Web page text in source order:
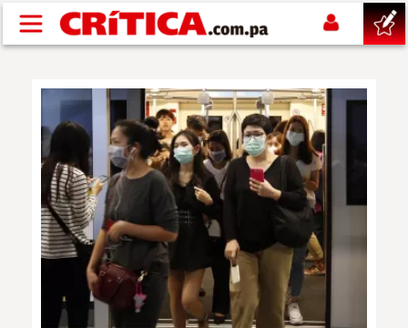
Pasar al contenido principal
SUCESOS
NACIONAL
POLÍTICA